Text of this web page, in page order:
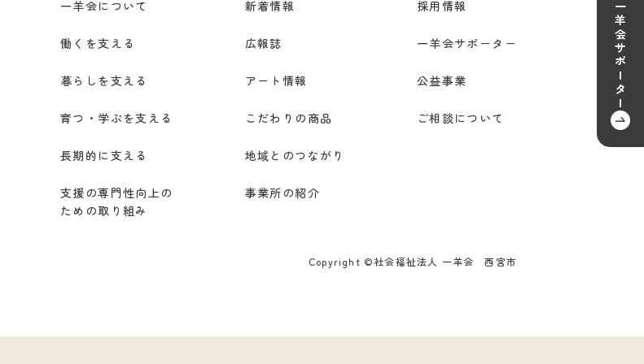
一羊会サポーター
一羊会について
働くを支える
暮らしを支える
育つ・学ぶを支える
長期的に支える
支援の専門性向上の
ための取り組み
新着情報
広報誌
アート情報
こだわりの商品
地域とのつながり
事業所の紹介
採用情報
一羊会サポーター
公益事業
ご相談について
Copyright ©社会福祉法人 一羊会 西宮市